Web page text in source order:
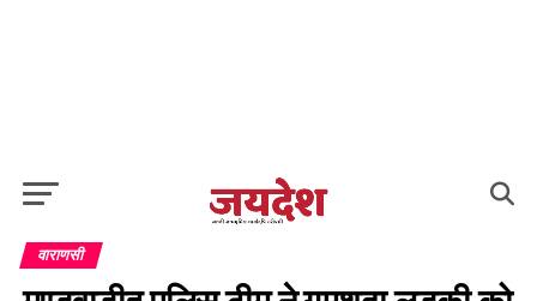
वाराणसी